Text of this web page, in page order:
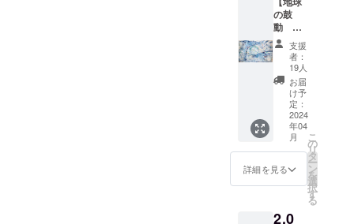
の鼓
動 ポ
スト
カー
ド】 地
球の鼓
動のポ
スト
カード
です。
石川県
金沢
市 石
川県政
記念 し
迎賓館
支援
者：
19人
お届
け予
定：
2024
年04
月
詳細を見る
こ
の
リ
タ
ー
ン
を
選
択
す
る
2,0